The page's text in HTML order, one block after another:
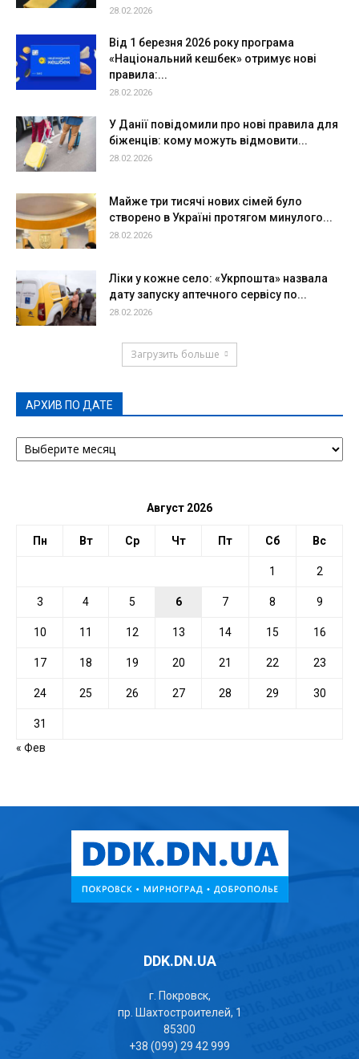
28.02.2026
Від 1 березня 2026 року програма
«Національний кешбек» отримує нові
правила:...
28.02.2026
У Данії повідомили про нові правила для
біженців: кому можуть відмовити...
28.02.2026
Майже три тисячі нових сімей було
створено в Україні протягом минулого...
28.02.2026
Ліки у кожне село: «Укрпошта» назвала
дату запуску аптечного сервісу по...
28.02.2026
Загрузить больше
АРХИВ ПО ДАТЕ
АРХИВ
ПО
Август 2026
Пн Вт Ср Чт Пт Сб Вс
1 2
3 4 5 6 7 8 9
10 11 12 13 14 15 16
17 18 19 20 21 22 23
24 25 26 27 28 29 30
31
« Фев
DDK.DN.UA
г. Покровск,
пр. Шахтостроителей, 1
85300
+38 (099) 29 42 999